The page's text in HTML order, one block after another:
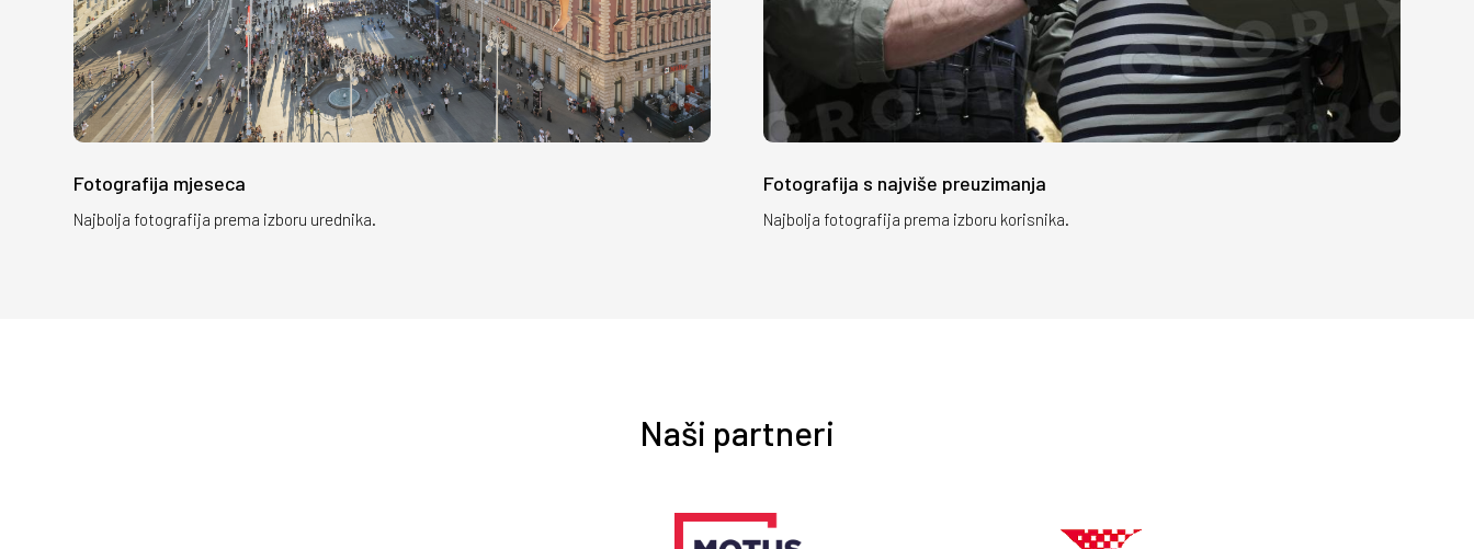
Fotografija mjeseca
Najbolja fotografija prema izboru urednika.
Fotografija s najviše preuzimanja
Najbolja fotografija prema izboru korisnika.
Naši partneri